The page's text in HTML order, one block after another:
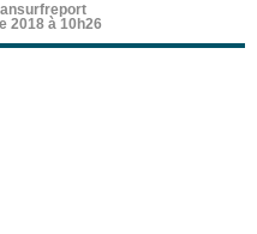
2018 à 10h26